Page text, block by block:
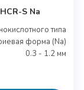
S Na
типа
форма (Na)
0.3 - 1.2 мм